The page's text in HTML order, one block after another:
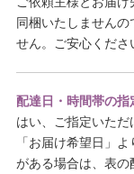
同梱いたしません
せん。ご安心くださ
配達日・時間帯の指
はい、ご指定いた
「お届け希望日」
がある場合は、表